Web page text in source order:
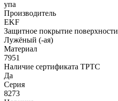
упа
Производитель
EKF
Защитное покрытие поверхности
Лужёный (-ая)
Материал
7951
Наличие сертификата ТРТС
Да
Серия
8273